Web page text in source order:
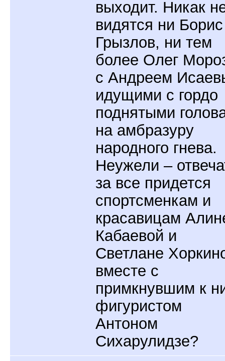
выходит. Никак
видятся ни Борис
Грызлов, ни тем
более Олег
с Андреем
идущими с гордо
поднятыми
на амбразуру
народного гнева.
Неужели –
за все придется
спортсменкам и
красавицам
Кабаевой и
Светлане
вместе с
примкнувшим к
фигуристом
Антоном
Сихарулидзе?